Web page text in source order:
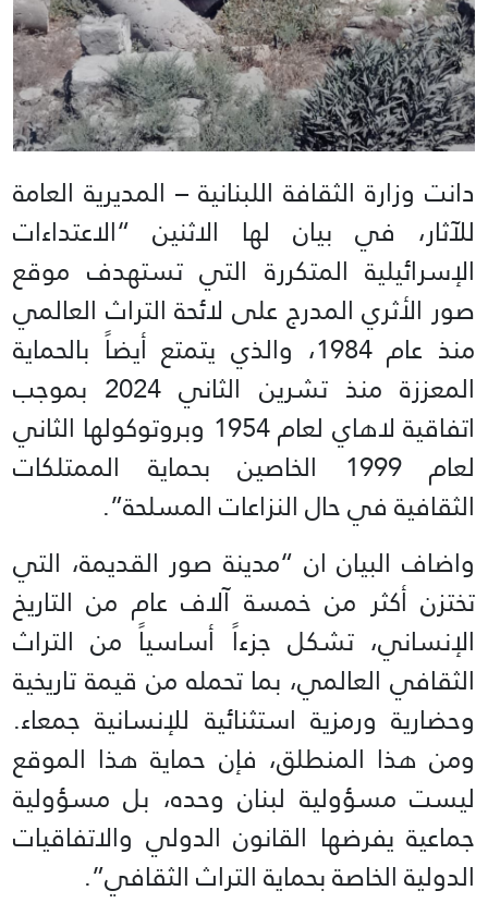
دانت وزارة الثقافة اللبنانية – المديرية العامة
للآثار، في بيان لها الاثنين “الاعتداءات
الإسرائيلية المتكررة التي تستهدف موقع
صور الأثري المدرج على لائحة التراث العالمي
منذ عام 1984، والذي يتمتع أيضاً بالحماية
المعززة منذ تشرين الثاني 2024 بموجب
اتفاقية لاهاي لعام 1954 وبروتوكولها الثاني
لعام 1999 الخاصين بحماية الممتلكات
الثقافية في حال النزاعات المسلحة”.
واضاف البيان ان “مدينة صور القديمة، التي
تختزن أكثر من خمسة آلاف عام من التاريخ
الإنساني، تشكل جزءاً أساسياً من التراث
الثقافي العالمي، بما تحمله من قيمة تاريخية
وحضارية ورمزية استثنائية للإنسانية جمعاء.
ومن هذا المنطلق، فإن حماية هذا الموقع
ليست مسؤولية لبنان وحده، بل مسؤولية
جماعية يفرضها القانون الدولي والاتفاقيات
الدولية الخاصة بحماية التراث الثقافي”.